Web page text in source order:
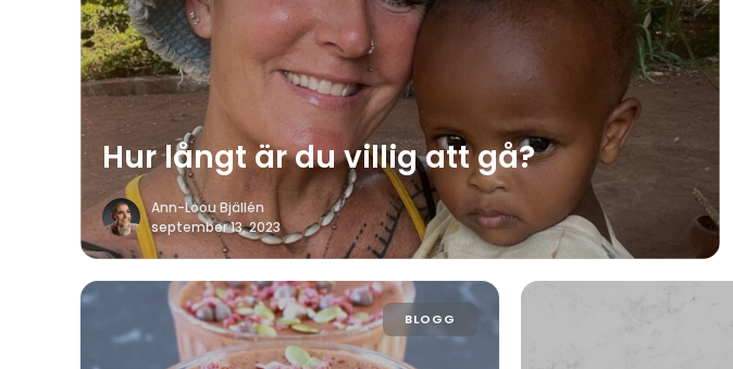
Hur långt är du villig att gå?
Ann-Loou Bjällén
september 13, 2023
BLOGG